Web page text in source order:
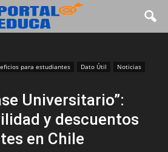
para estudiantes Dato Útil
Noticias
Universitario”:
y descuentos
en Chile